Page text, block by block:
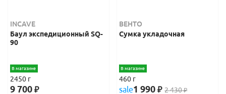
INCAVE
Баул экспедиционный SQ-
90
В магазине
2450 г
9 700₽
ВЕНТО
Сумка укладочная
В магазине
460 г
sale1 990₽ 2 430₽